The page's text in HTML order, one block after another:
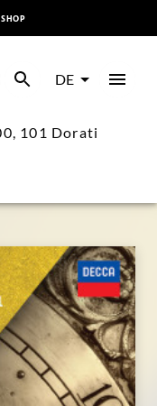
SHOP
DE
101 Dorati